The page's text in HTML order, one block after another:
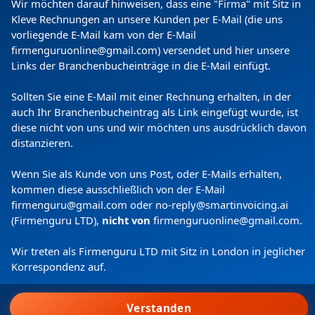
Copyright(c) 2024 by Firmenguru Ltd | alle Rechte
vorbehalten
Sekunden
Wir verwenden Cookies.
Wir möchten darauf hinweisen, dass eine "Firma" mit Sitz in
Kleve Rechnungen an unsere Kunden per E-Mail (die uns
vorliegende E-Mail kam von der E-Mail
firmenguruonline@gmail.com) versendet und hier unsere
Links der Branchenbucheinträge in die E-Mail einfügt.
Sollten Sie eine E-Mail mit einer Rechnung erhalten, in der
auch Ihr Branchenbucheintrag als Link eingefügt wurde, ist
diese nicht von uns und wir möchten uns ausdrücklich davon
distanzieren.
Wenn Sie als Kunde von uns Post, oder E-Mails erhalten,
kommen diese ausschließlich von der E-Mail
firmenguru@gmail.com oder no-reply@smartinvoicing.ai
(Firmenguru LTD), nicht von firmenguruonline@gmail.com.
Wir treten als Firmenguru LTD mit Sitz in London in jeglicher
Korrespondenz auf.
Verstanden